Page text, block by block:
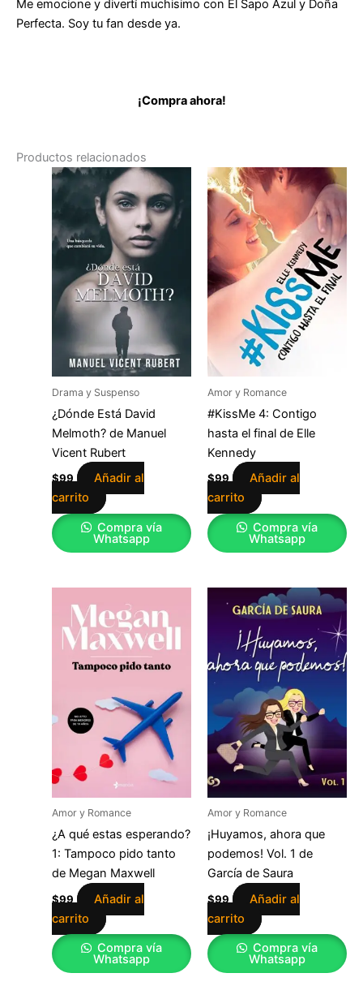
Me emocione y divertí muchisimo con El Sapo Azul y Doña
Perfecta. Soy tu fan desde ya.
¡Compra ahora!
Productos relacionados
Drama y Suspenso
¿Dónde Está David
Melmoth? de Manuel
Vicent Rubert
$99
Añadir al
carrito
Compra vía
Whatsapp
Amor y Romance
#KissMe 4: Contigo
hasta el final de Elle
Kennedy
$99
Añadir al
carrito
Compra vía
Whatsapp
Amor y Romance
¿A qué estas esperando?
1: Tampoco pido tanto
de Megan Maxwell
$99
Añadir al
carrito
Compra vía
Whatsapp
Amor y Romance
¡Huyamos, ahora que
podemos! Vol. 1 de
García de Saura
$99
Añadir al
carrito
Compra vía
Whatsapp